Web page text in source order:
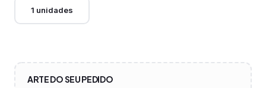
1 unidades
ARTE DO SEU PEDIDO